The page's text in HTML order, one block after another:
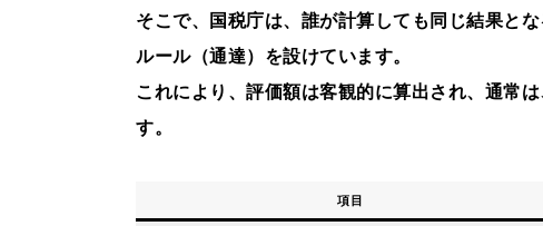
そこで、国税庁は、誰が計算しても同じ結果と
ルール（通達）を設けています。
これにより、評価額は客観的に算出され、通常
す。
項目